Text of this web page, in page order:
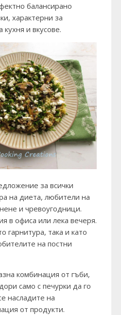
балансирано
характерни за
и вкусове.
за всички
на диета, любители на
и чревоугодници.
в офиса или лека вечеря.
гарнитура, така и като
на постни
комбинация от гъби,
само с печурки да го
насладите на
от продукти.